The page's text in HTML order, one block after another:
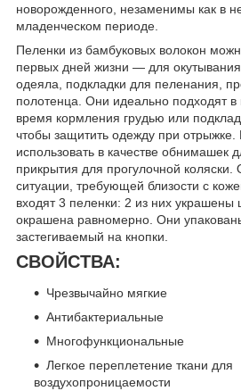
новорожденного, незаменимы как в
младенческом периоде.
Пеленки из бамбуковых волокон
первых дней жизни — для окутывания,
одеяла, подкладки для пеленания,
полотенца. Они идеально подходят в
время кормления грудью или
чтобы защитить одежду при
использовать в качестве обнимашек
прикрытия для прогулочной
ситуации, требующей близости с
входят 3 пеленки: 2 из них украшены
окрашена равномерно. Они
застегиваемый на кнопки.
СВОЙСТВА:
Чрезвычайно мягкие
Антибактериальные
Многофункциональные
Легкое переплетение ткани для
воздухопроницаемости